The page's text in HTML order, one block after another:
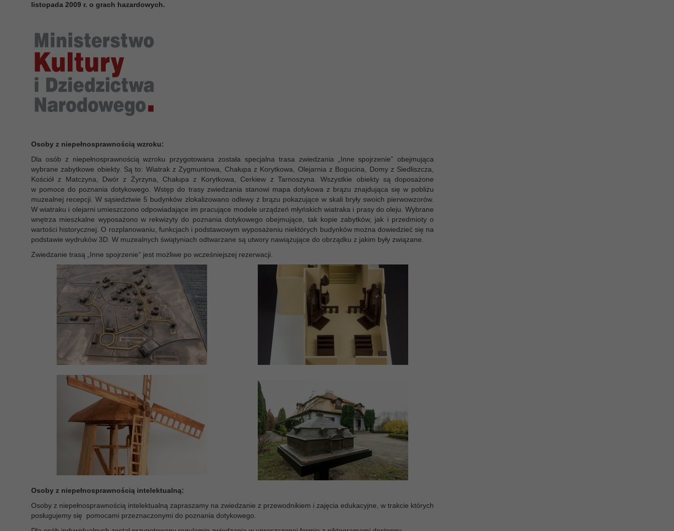
listopada 2009 r. o grach hazardowych.
Osoby z niepełnosprawnością wzroku:
Dla osób z niepełnosprawnością wzroku przygotowana została specjalna trasa zwiedzania „Inne spojrzenie” obejmująca
wybrane zabytkowe obiekty. Są to: Wiatrak z Zygmuntowa, Chałupa z Korytkowa, Olejarnia z Bogucina, Domy z Siedliszcza,
Kościół z Matczyna, Dwór z Żyrzyna, Chałupa z Korytkowa, Cerkiew z Tarnoszyna. Wszystkie obiekty są doposażone
w pomoce do poznania dotykowego. Wstęp do trasy zwiedzania stanowi mapa dotykowa z brązu znajdująca się w pobliżu
muzealnej recepcji. W sąsiedztwie 5 budynków zlokalizowano odlewy z brązu pokazujące w skali bryły swoich pierwowzorów.
W wiatraku i olejarni umieszczono odpowiadające im pracujące modele urządzeń młyńskich wiatraka i prasy do oleju. Wybrane
wnętrza mieszkalne wyposażono w rekwizyty do poznania dotykowego obejmujące, tak kopie zabytków, jak i przedmioty o
wartości historycznej. O rozplanowaniu, funkcjach i podstawowym wyposażeniu niektórych budynków można dowiedzieć się na
podstawie wydruków 3D. W muzealnych świątyniach odtwarzane są utwory nawiązujące do obrządku z jakim były związane.
Zwiedzanie trasą „Inne spojrzenie” jest możliwe po wcześniejszej rezerwacji.
Osoby z niepełnosprawnością intelektualną:
Osoby z niepełnosprawnością intelektualną zapraszamy na zwiedzanie z przewodnikiem i zajęcia edukacyjne, w trakcie których
posługujemy się pomocami przeznaczonymi do poznania dotykowego.